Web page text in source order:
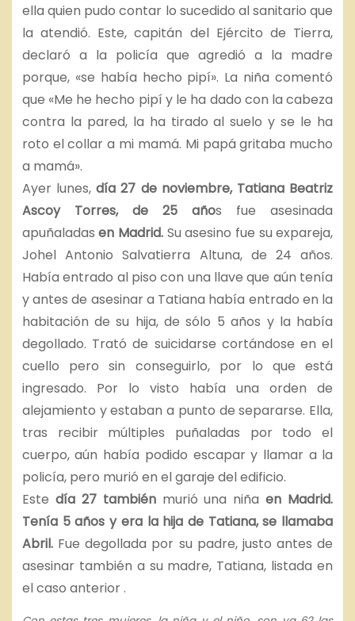
ella quien pudo contar lo sucedido al sanitario que
la atendió. Este, capitán del Ejército de Tierra,
declaró a la policía que agredió a la madre
porque, «se había hecho pipí». La niña comentó
que «Me he hecho pipí y le ha dado con la cabeza
contra la pared, la ha tirado al suelo y se le ha
roto el collar a mi mamá. Mi papá gritaba mucho
a mamá».
Ayer lunes,día 27 de noviembre, Tatiana Beatriz
Ascoy Torres, de 25 años fue asesinada
apuñaladasen Madrid. Su asesino fue su expareja,
Johel Antonio Salvatierra Altuna, de 24 años.
Había entrado al piso con una llave que aún tenía
y antes de asesinar a Tatiana había entrado en la
habitación de su hija, de sólo 5 años y la había
degollado. Trató de suicidarse cortándose en el
cuello pero sin conseguirlo, por lo que está
ingresado. Por lo visto había una orden de
alejamiento y estaban a punto de separarse. Ella,
tras recibir múltiples puñaladas por todo el
cuerpo, aún había podido escapar y llamar a la
policía, pero murió en el garaje del edificio.
Este día 27 tambiénmurió una niñaen Madrid.
Tenía 5 años y era la hija de Tatiana, se llamaba
Abril.Fue degollada por su padre, justo antes de
asesinar también a su madre, Tatiana, listada en
el caso anterior .